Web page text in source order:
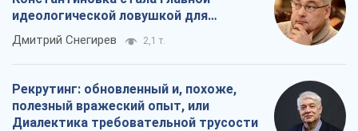
идеологической ловушкой для
российских оккупантов
Дмитрий Снегирев 2,1 т.
Рекрутинг: обновленный и, похоже,
полезный вражеский опыт, или
Диалектика требовательной трусости